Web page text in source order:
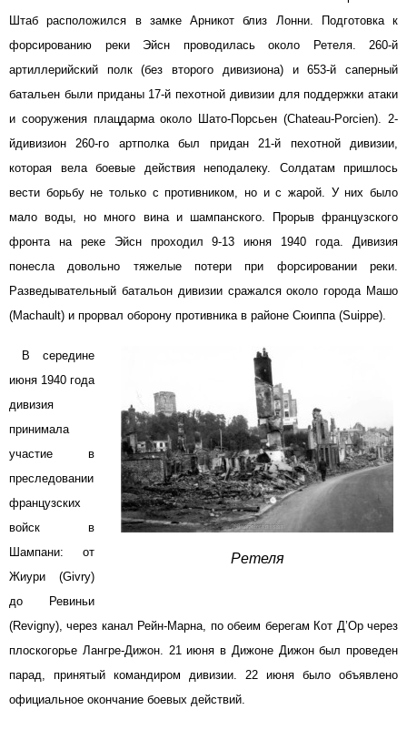
Штаб расположился в замке Арникот близ Лонни. Подготовка к
форсированию реки Эйсн проводилась около Ретеля. 260-й
артиллерийский полк (без второго дивизиона) и 653-й саперный
батальен были приданы 17-й пехотной дивизии для поддержки атаки
и сооружения плацдарма около Шато-Порсьен (Chateau-Porcien). 2-
йдивизион 260-го артполка был придан 21-й пехотной дивизии,
которая вела боевые действия неподалеку. Солдатам пришлось
вести борьбу не только с противником, но и с жарой. У них было
мало воды, но много вина и шампанского. Прорыв французского
фронта на реке Эйсн проходил 9-13 июня 1940 года. Дивизия
понесла довольно тяжелые потери при форсировании реки.
Разведывательный батальон дивизии сражался около города Машо
(Machault) и прорвал оборону противника в районе Сюиппа (Suippe).
Ретеля
В середине
июня 1940 года
дивизия
принимала
участие в
преследовании
французских
войск в
Шампани: от
Жиури (Givry)
до Ревиньи
(Revigny), через канал Рейн-Марна, по обеим берегам Кот Д’Ор через
плоскогорье Лангре-Дижон. 21 июня в Дижоне Дижон был проведен
парад, принятый командиром дивизии. 22 июня было объявлено
официальное окончание боевых действий.